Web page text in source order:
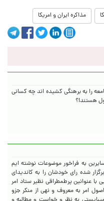
مذاکره ایران و امریکا
را به برهنگی کشیده اند چه کسانی
هستند!؟
به فراخور موضوعات نوشته ایم
شده رای خودشان را به کاندیدای
عنوانین پرطمطراقی نظیر ستاد امر
امر به معروف و نهی از منکر جزو